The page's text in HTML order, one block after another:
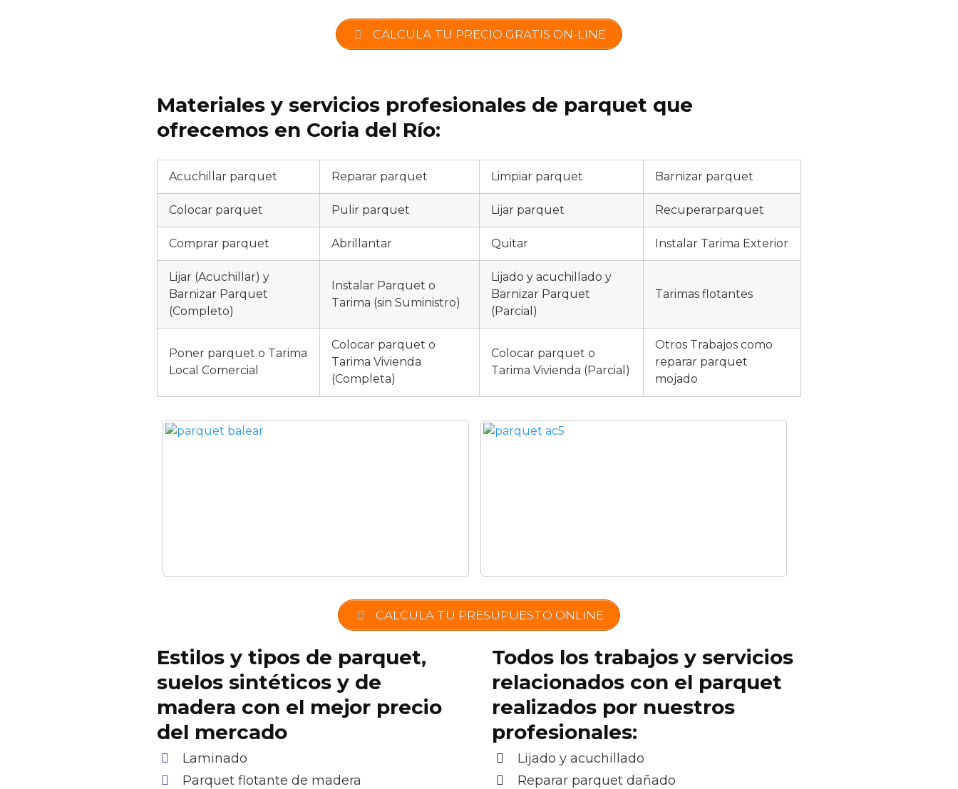
CALCULA TU PRECIO GRATIS ON-LINE
Materiales y servicios profesionales de parquet que
ofrecemos en Coria del Río:
Acuchillar parquet Reparar parquet Limpiar parquet Barnizar parquet
Colocar parquet Pulir parquet Lijar parquet Recuperarparquet
Comprar parquet Abrillantar Quitar Instalar Tarima Exterior
Lijar (Acuchillar) y
Barnizar Parquet
(Completo)
Instalar Parquet o
Tarima (sin Suministro)
Lijado y acuchillado y
Barnizar Parquet
(Parcial)
Tarimas flotantes
Poner parquet o Tarima
Local Comercial
Colocar parquet o
Tarima Vivienda
(Completa)
Colocar parquet o
Tarima Vivienda (Parcial)
Otros Trabajos como
reparar parquet
mojado
CALCULA TU PRESUPUESTO ONLINE
Estilos y tipos de parquet,
suelos sintéticos y de
madera con el mejor precio
del mercado
Laminado
Parquet flotante de madera
Todos los trabajos y servicios
relacionados con el parquet
realizados por nuestros
profesionales:
Lijado y acuchillado
Reparar parquet dañado